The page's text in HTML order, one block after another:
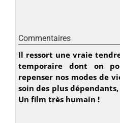
Commentaires
Il ressort une vraie
temporaire dont on
repenser nos modes de
soin des plus
Un film très humain !